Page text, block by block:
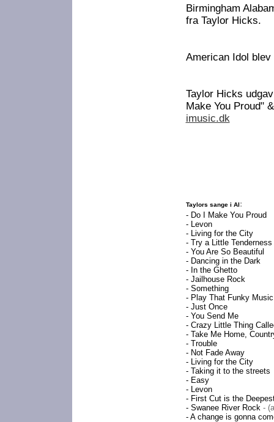
Birmingham
fra Taylor Hicks.
American Idol
Taylor Hicks
Make You Proud"
imusic.dk
Taylors sange i AI:
- Do I Make You Proud
- Levon
- Living for the City
- Try a Little Tenderness
- You Are So Beautiful
- Dancing in the Dark
- In the Ghetto
- Jailhouse Rock
- Something
- Play That Funky Music
- Just Once
- You Send Me
- Crazy Little Thing
- Take Me Home,
- Trouble
- Not Fade Away
- Living for the City
- Taking it to the streets
- Easy
- Levon
- First Cut is the
- Swanee River Rock -
- A change is gonna